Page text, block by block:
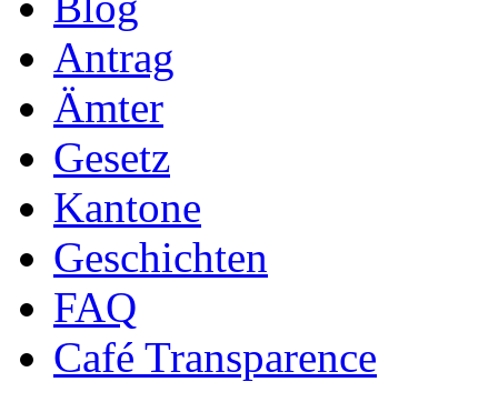
Antrag
Ämter
Gesetz
Kantone
Geschichten
FAQ
Café Transparence